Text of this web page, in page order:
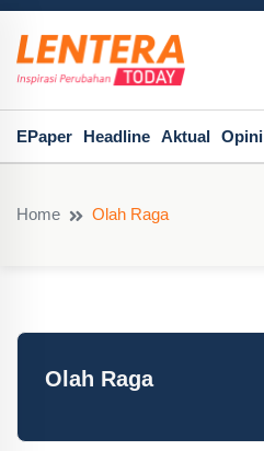
EPaper Headline Aktual Opini
Home Olah Raga
Olah Raga